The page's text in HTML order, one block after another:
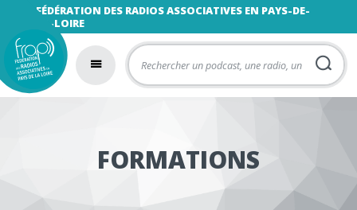
FÉDÉRATION DES RADIOS ASSOCIATIVES EN PAYS-DE-
LA-LOIRE
FORMATIONS